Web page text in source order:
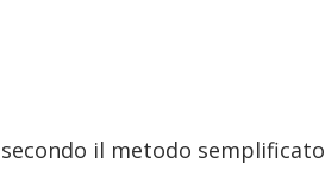
il metodo semplificato